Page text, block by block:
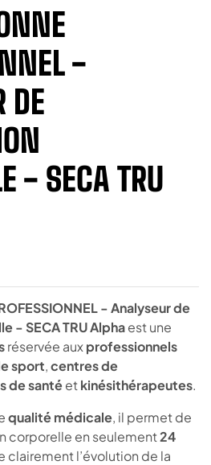
-
DE
- SECA TRU
- Analyseur de
- SECA TRU Alphaest une
réservée auxprofessionnels
sport,centres de
de santéet kinésithérapeutes.
qualité médicale, il permet de
corporelle en seulement24
clairement l’évolution de la